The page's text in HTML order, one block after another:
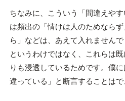
ちなみに、こういう「間違えや
は頻出の「情けは人のためなら
ら」などは、あえて入れませんで
というわけではなく、これらは
りも浸透しているためです。僕
違っている」と断言することはで